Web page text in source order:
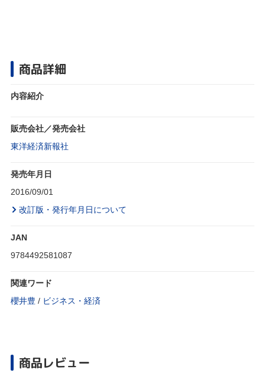
商品詳細
内容紹介
販売会社／発売会社
東洋経済新報社
発売年月日
2016/09/01
改訂版・発行年月日について
JAN
9784492581087
関連ワード
櫻井豊 / ビジネス・経済
商品レビュー